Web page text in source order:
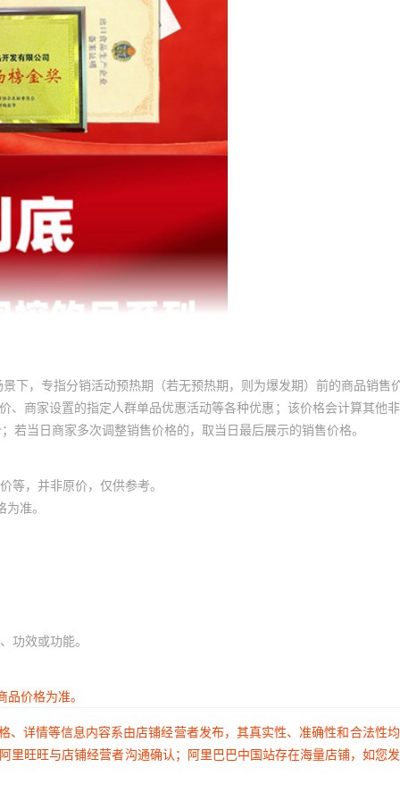
下，专指分销活动预热期（若无预热期，则为爆发期）前的商品销售
商家设置的指定人群单品优惠活动等各种优惠；该价格会计算其他
当日商家多次调整销售价格的，取当日最后展示的销售价格。
等，并非原价，仅供参考。
准。
功效或功能。
价格为准。
详情等信息内容系由店铺经营者发布，其真实性、准确性和合法性
旺旺与店铺经营者沟通确认；阿里巴巴中国站存在海量店铺，如您